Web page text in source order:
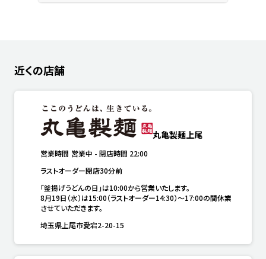
近くの店舗
丸亀製麺上尾
営業時間 営業中 - 閉店時間 22:00
ラストオーダー閉店30分前
「釜揚げうどんの日」は10:00から営業いたします。
8月19日（水）は15:00（ラストオーダー14:30）～17:00の間休業
させていただきます。
埼玉県上尾市愛宕2-20-15